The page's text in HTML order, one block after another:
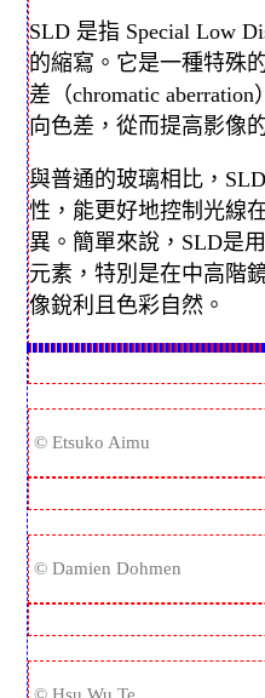
SLD 是指 Special Low
的縮寫。它是一種特殊
差（chromatic
向色差，從而提高影像
與普通的玻璃相比，
性，能更好地控制光線
異。簡單來說，SLD是
元素，特別是在中高階
像銳利且色彩自然。
© Etsuko Aimu
© Damien Dohmen